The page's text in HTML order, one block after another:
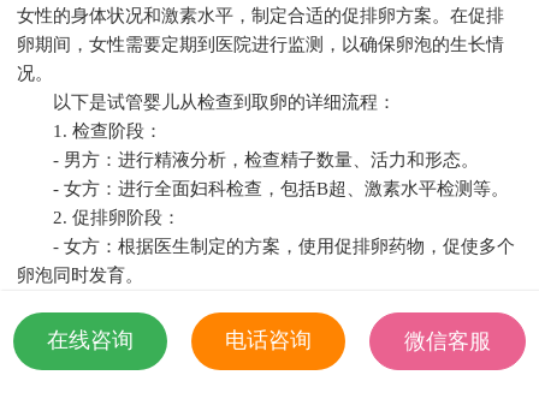
女性的身体状况和激素水平，制定合适的促排卵方案。在促排
卵期间，女性需要定期到医院进行监测，以确保卵泡的生长情
况。
以下是试管婴儿从检查到取卵的详细流程：
1. 检查阶段：
- 男方：进行精液分析，检查精子数量、活力和形态。
- 女方：进行全面妇科检查，包括B超、激素水平检测等。
2. 促排卵阶段：
- 女方：根据医生制定的方案，使用促排卵药物，促使多个
卵泡同时发育。
3. 取卵阶段：
- 在卵泡成熟后，医生会安排取卵手术。手术通常在全身麻
在线咨询 电话咨询
微信客服